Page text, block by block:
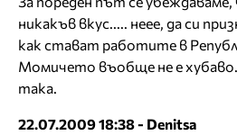
никакъв вкус..... неее, да си
как стават работите в
Момичето въобще не е хубаво.
така.
22.07.2009 18:38 - Denitsa